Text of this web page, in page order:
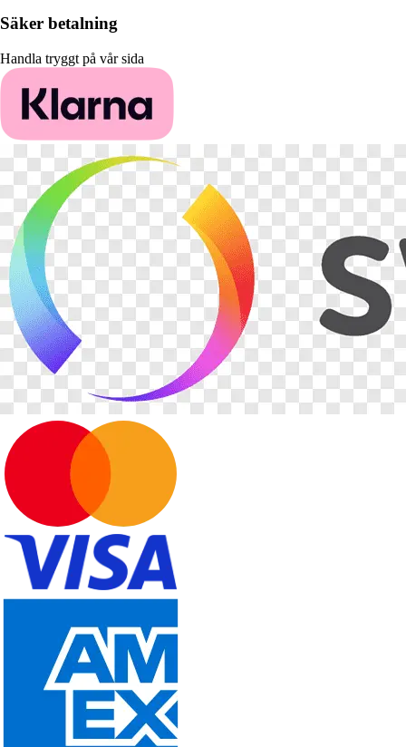
Säker betalning
Handla tryggt på vår sida